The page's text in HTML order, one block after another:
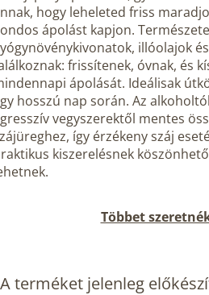
hogy leheleted friss
ápolást kapjon.
illóolajok
frissítenek, óvnak, és
ápolását. Ideálisak
hosszú nap során. Az
vegyszerektől mentes
így érzékeny száj
kiszerelésnek
Többet
A terméket jelenleg